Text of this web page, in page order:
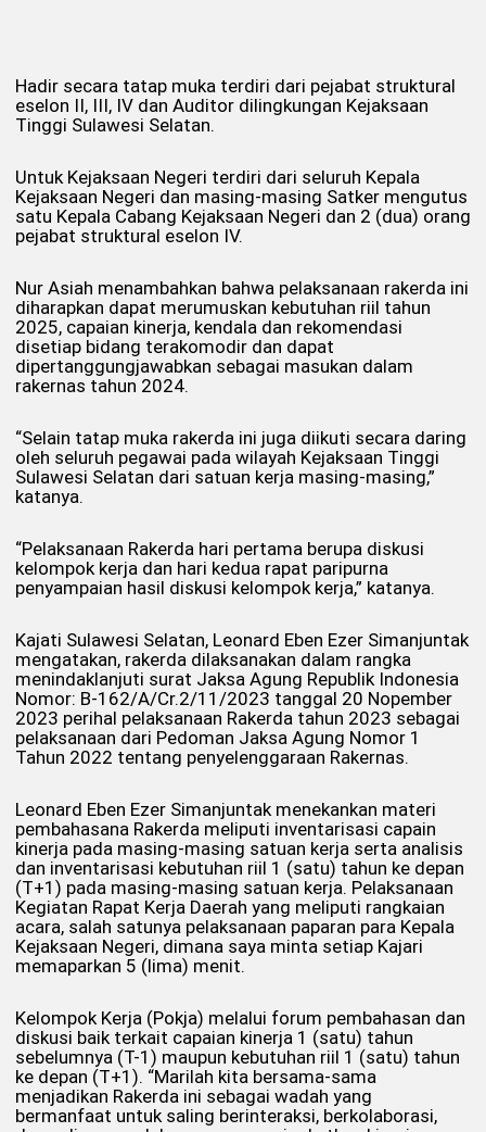
Hadir secara tatap muka terdiri dari pejabat struktural
eselon II, III, IV dan Auditor dilingkungan Kejaksaan
Tinggi Sulawesi Selatan.
Untuk Kejaksaan Negeri terdiri dari seluruh Kepala
Kejaksaan Negeri dan masing-masing Satker mengutus
satu Kepala Cabang Kejaksaan Negeri dan 2 (dua) orang
pejabat struktural eselon IV.
Nur Asiah menambahkan bahwa pelaksanaan rakerda ini
diharapkan dapat merumuskan kebutuhan riil tahun
2025, capaian kinerja, kendala dan rekomendasi
disetiap bidang terakomodir dan dapat
dipertanggungjawabkan sebagai masukan dalam
rakernas tahun 2024.
“Selain tatap muka rakerda ini juga diikuti secara daring
oleh seluruh pegawai pada wilayah Kejaksaan Tinggi
Sulawesi Selatan dari satuan kerja masing-masing,”
katanya.
“Pelaksanaan Rakerda hari pertama berupa diskusi
kelompok kerja dan hari kedua rapat paripurna
penyampaian hasil diskusi kelompok kerja,” katanya.
Kajati Sulawesi Selatan, Leonard Eben Ezer Simanjuntak
mengatakan, rakerda dilaksanakan dalam rangka
menindaklanjuti surat Jaksa Agung Republik Indonesia
Nomor: B-162/A/Cr.2/11/2023 tanggal 20 Nopember
2023 perihal pelaksanaan Rakerda tahun 2023 sebagai
pelaksanaan dari Pedoman Jaksa Agung Nomor 1
Tahun 2022 tentang penyelenggaraan Rakernas.
Leonard Eben Ezer Simanjuntak menekankan materi
pembahasana Rakerda meliputi inventarisasi capain
kinerja pada masing-masing satuan kerja serta analisis
dan inventarisasi kebutuhan riil 1 (satu) tahun ke depan
(T+1) pada masing-masing satuan kerja. Pelaksanaan
Kegiatan Rapat Kerja Daerah yang meliputi rangkaian
acara, salah satunya pelaksanaan paparan para Kepala
Kejaksaan Negeri, dimana saya minta setiap Kajari
memaparkan 5 (lima) menit.
Kelompok Kerja (Pokja) melalui forum pembahasan dan
diskusi baik terkait capaian kinerja 1 (satu) tahun
sebelumnya (T-1) maupun kebutuhan riil 1 (satu) tahun
ke depan (T+1). “Marilah kita bersama-sama
menjadikan Rakerda ini sebagai wadah yang
bermanfaat untuk saling berinteraksi, berkolaborasi,